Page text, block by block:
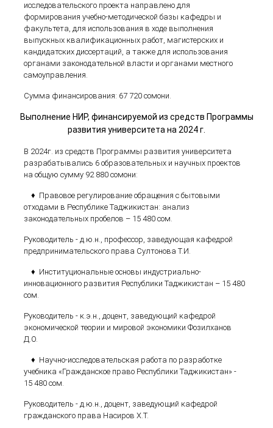
исследовательского проекта направлено для
формирования учебно-методической базы кафедры и
факультета, для использования в ходе выполнения
выпускных квалификационных работ, магистерских и
кандидатских диссертаций, а также для использования
органами законодательной власти и органами местного
самоуправления.
Сумма финансирования: 67 720 сомони.
Выполнение НИР, финансируемой из средств Программы
развития университета на 2024 г.
В 2024г. из средств Программы развития университета
разрабатывались 6 образовательных и научных проектов
на общую сумму 92 880 сомони:
♦ Правовое регулирование обращения с бытовыми
отходами в Республике Таджикистан: анализ
законодательных пробелов – 15 480 сом.
Руководитель - д.ю.н., профессор, заведующая кафедрой
предпринимательского права Султонова Т.И.
♦ Институциональные основы индустриально-
инновационного развития Республики Таджикистан – 15 480
сом.
Руководитель - к.э.н., доцент, заведующий кафедрой
экономической теории и мировой экономики Фозилханов
Д.О.
♦ Научно-исследовательская работа по разработке
учебника «Гражданское право Республики Таджикистан» -
15 480 сом.
Руководитель - д.ю.н., доцент, заведующий кафедрой
гражданского права Насиров Х.Т.